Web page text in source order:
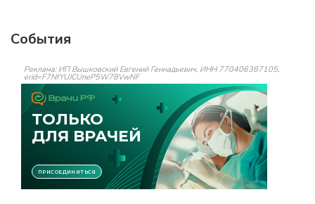
События
Реклама: ИП Вышковский Евгений Геннадьевич, ИНН 770406387105,
erid=F7NfYUJCUneP5W78VwNF